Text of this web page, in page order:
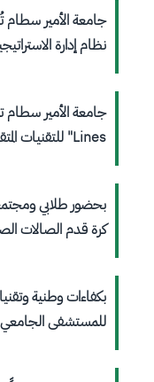
جامعة الأمير سطام
نظام إدارة
Lines" للتقنيات المتقدمة
بحضور طلابي
كرة قدم الصالات
بكفاءات وطنية
للمستشفى الجامعي